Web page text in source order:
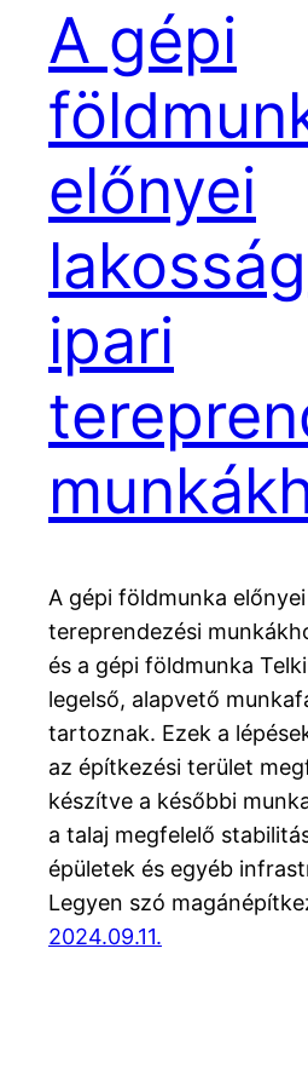
A gépi
előnyei
ipari
A gépi földmunka
tereprendezési
és a gépi földmunka
legelső, alapvető
tartoznak. Ezek a
az építkezési terület
készítve a későbbi
a talaj megfelelő
épületek és egyéb
Legyen szó
2024.09.11.